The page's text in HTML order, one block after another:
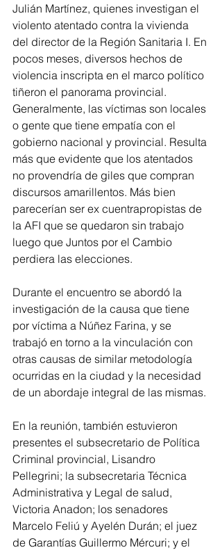
Julián Martínez, quienes investigan el
violento atentado contra la vivienda
del director de la Región Sanitaria I. En
pocos meses, diversos hechos de
violencia inscripta en el marco político
tiñeron el panorama provincial.
Generalmente, las víctimas son locales
o gente que tiene empatía con el
gobierno nacional y provincial. Resulta
más que evidente que los atentados
no provendría de giles que compran
discursos amarillentos. Más bien
parecerían ser ex cuentrapropistas de
la AFI que se quedaron sin trabajo
luego que Juntos por el Cambio
perdiera las elecciones.
Durante el encuentro se abordó la
investigación de la causa que tiene
por víctima a Núñez Farina, y se
trabajó en torno a la vinculación con
otras causas de similar metodología
ocurridas en la ciudad y la necesidad
de un abordaje integral de las mismas.
En la reunión, también estuvieron
presentes el subsecretario de Política
Criminal provincial, Lisandro
Pellegrini; la subsecretaria Técnica
Administrativa y Legal de salud,
Victoria Anadon; los senadores
Marcelo Feliú y Ayelén Durán; el juez
de Garantías Guillermo Mércuri; y el